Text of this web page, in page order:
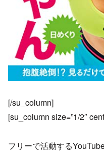
[/su_column]
[su_column size=”1/2″
フリーで活動する